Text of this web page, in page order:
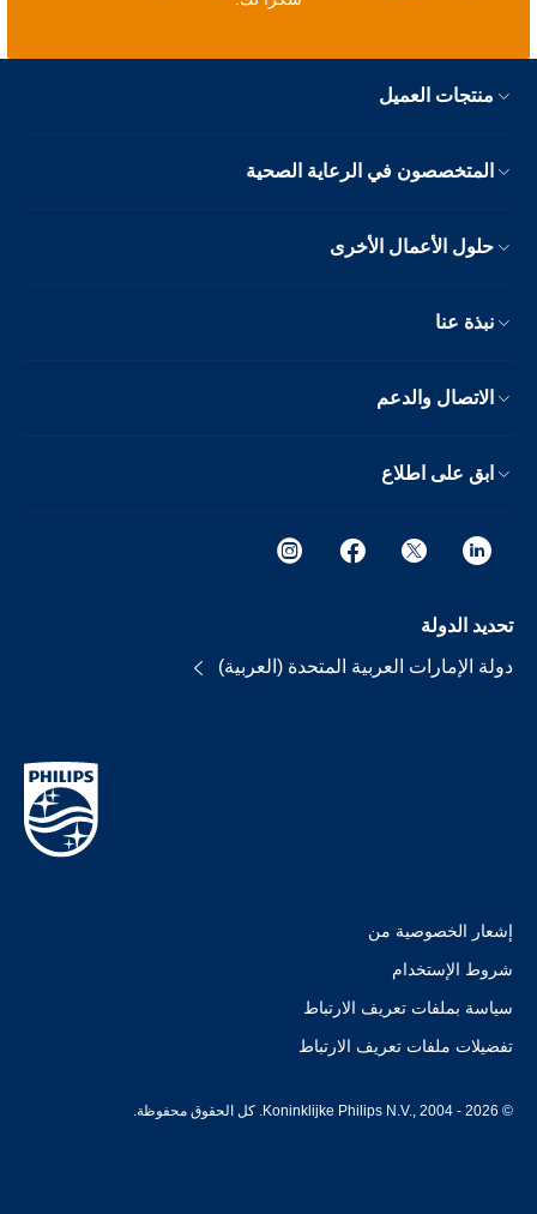
منتجات العميل
المتخصصون في الرعاية الصحية
حلول الأعمال الأخرى
نبذة عنا
الاتصال والدعم
ابق على اطلاع
تحديد الدولة
دولة الإمارات العربية المتحدة (العربية)
إشعار الخصوصية من
شروط الإستخدام
سياسة بملفات تعريف الارتباط
تفضيلات ملفات تعريف الارتباط
© Koninklijke Philips N.V., 2004 - 2026. كل الحقوق محفوظة.